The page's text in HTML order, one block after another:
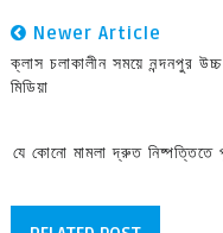
Newer Article
ক্লাস চলাকালীন সময়ে নন্দনপুর
মিডিয়া
যে কোনো মামলা দ্রুত নিষ্পত্তিতে